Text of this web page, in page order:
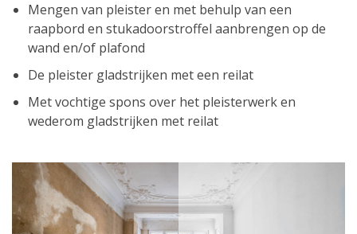
Mengen van pleister en met behulp van een
raapbord en stukadoorstroffel aanbrengen op de
wand en/of plafond
De pleister gladstrijken met een reilat
Met vochtige spons over het pleisterwerk en
wederom gladstrijken met reilat